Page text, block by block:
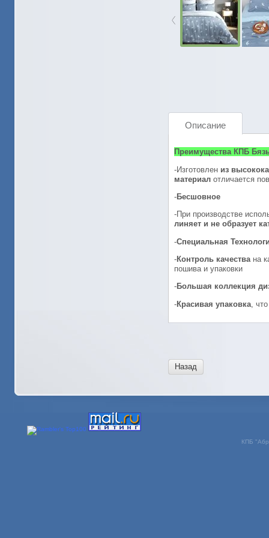
Описание
Преимущества КПБ
-Изготовлен из
материал отличается
-Бесшовное
-При производстве
линяет и не образует
-Специальная
-Контроль качества на
пошива и упаковки
-Большая коллекция
-Красивая упаковка ,
Назад
КПБ